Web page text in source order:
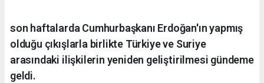
son haftalarda Cumhurbaşkanı Erdoğan'ın yapmış
olduğu çıkışlarla birlikte Türkiye ve Suriye
arasındaki ilişkilerin yeniden geliştirilmesi gündeme
geldi.